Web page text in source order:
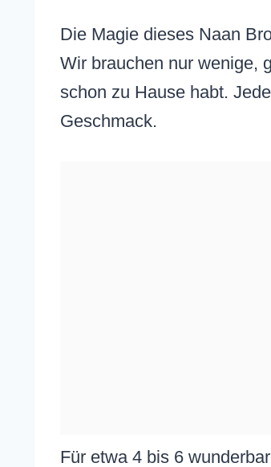
Die Magie dieses Naan
Wir brauchen nur wenige,
schon zu Hause habt.
Geschmack.
Für etwa 4 bis 6